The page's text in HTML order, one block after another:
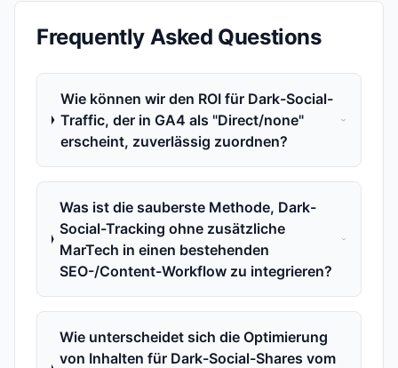
Frequently Asked Questions
Wie können wir den ROI für Dark-Social-
Traffic, der in GA4 als "Direct/none"
erscheint, zuverlässig zuordnen?
Was ist die sauberste Methode, Dark-
Social-Tracking ohne zusätzliche
MarTech in einen bestehenden
SEO-/Content-Workflow zu integrieren?
Wie unterscheidet sich die Optimierung
von Inhalten für Dark-Social-Shares vom